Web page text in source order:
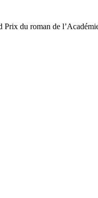
Prix du roman de